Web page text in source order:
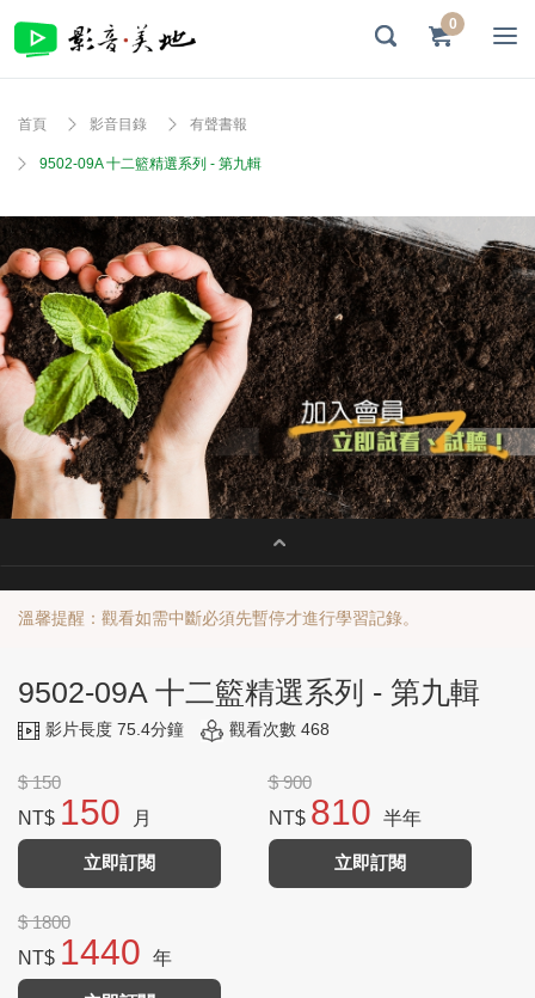
0
首頁 影音目錄 有聲書報
9502-09A 十二籃精選系列 - 第九輯
溫馨提醒：觀看如需中斷必須先暫停才進行學習記錄。
9502-09A 十二籃精選系列 - 第九輯
影片長度 75.4分鐘 觀看次數 468
$ 150
NT$ 150 月
立即訂閱
$ 900
NT$ 810 半年
立即訂閱
$ 1800
NT$ 1440 年